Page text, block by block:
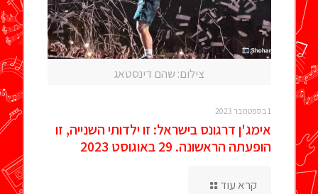
צילום: שהם דינסטאג
1 בספטמבר 2023
אימג'ן דרגונס בישראל: זו ילדותי השנייה, זו
הופעתה הראשונה. 29 באוגוסט 2023
קרא עוד